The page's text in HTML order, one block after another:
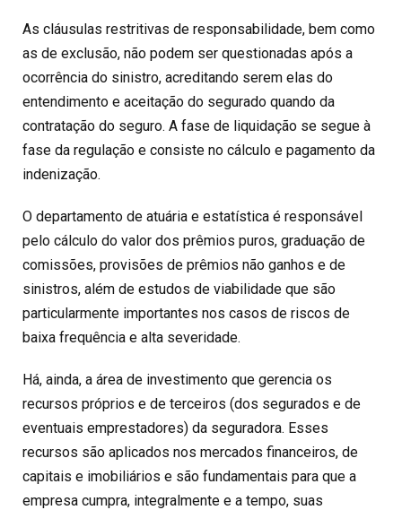
As cláusulas restritivas de responsabilidade, bem como
as de exclusão, não podem ser questionadas após a
ocorrência do sinistro, acreditando serem elas do
entendimento e aceitação do segurado quando da
contratação do seguro. A fase de liquidação se segue à
fase da regulação e consiste no cálculo e pagamento da
indenização.
O departamento de atuária e estatística é responsável
pelo cálculo do valor dos prêmios puros, graduação de
comissões, provisões de prêmios não ganhos e de
sinistros, além de estudos de viabilidade que são
particularmente importantes nos casos de riscos de
baixa frequência e alta severidade.
Há, ainda, a área de investimento que gerencia os
recursos próprios e de terceiros (dos segurados e de
eventuais emprestadores) da seguradora. Esses
recursos são aplicados nos mercados financeiros, de
capitais e imobiliários e são fundamentais para que a
empresa cumpra, integralmente e a tempo, suas